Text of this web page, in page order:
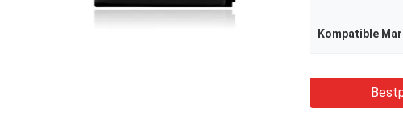
Kompatible